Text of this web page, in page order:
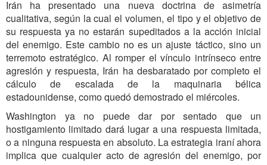
Irán ha presentado una nueva doctrina de asimetría
cualitativa, según la cual el volumen, el tipo y el objetivo de
su respuesta ya no estarán supeditados a la acción inicial
del enemigo. Este cambio no es un ajuste táctico, sino un
terremoto estratégico. Al romper el vínculo intrínseco entre
agresión y respuesta, Irán ha desbaratado por completo el
cálculo de escalada de la maquinaria bélica
estadounidense, como quedó demostrado el miércoles.
Washington ya no puede dar por sentado que un
hostigamiento limitado dará lugar a una respuesta limitada,
o a ninguna respuesta en absoluto. La estrategia iraní ahora
implica que cualquier acto de agresión del enemigo, por